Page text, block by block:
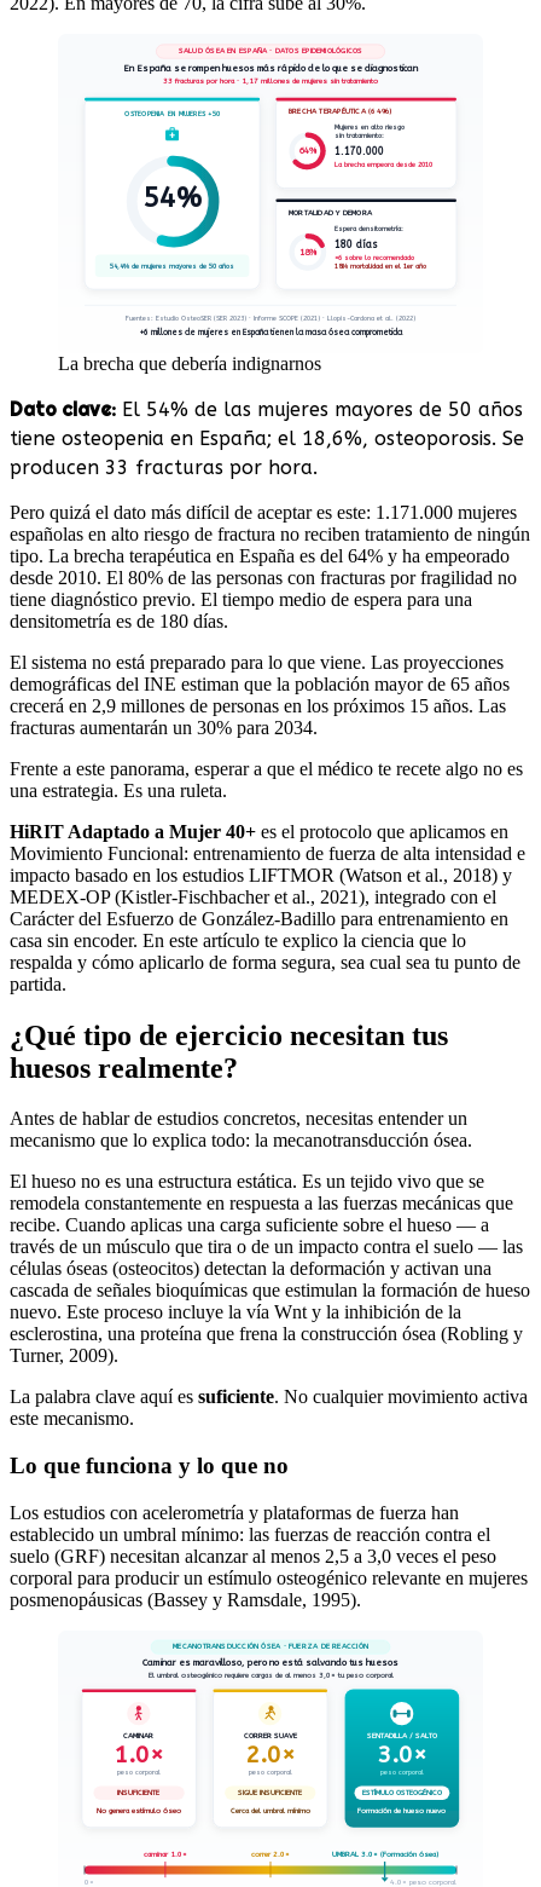
SALUD ÓSEA EN ESPAÑA · DATOS EPIDEMIOLÓGICOS
En España se rompen huesos más rápido de lo que se diagnostican
33 fracturas por hora · 1,17 millones de mujeres sin tratamiento
OSTEOPENIA EN MUJERES +50
54%
54,4% de mujeres mayores de 50 años
BRECHA TERAPÉUTICA (64%)
64%
Mujeres en alto riesgo
sin tratamiento:
1.170.000
La brecha empeora desde 2010
MORTALIDAD Y DEMORA
18%
Espera densitometría:
180 días
×6 sobre lo recomendado
18% mortalidad en el 1er año
Fuentes: Estudio OsteoSER (SER 2023) · Informe SCOPE (2021) · Llopis-Cardona et al. (2022)
+6 millones de mujeres en España tienen la masa ósea comprometida
La brecha que debería indignarnos
Dato clave: El 54% de las mujeres mayores de 50 años
tiene osteopenia en España; el 18,6%, osteoporosis. Se
producen 33 fracturas por hora.
Pero quizá el dato más difícil de aceptar es este: 1.171.000 mujeres
españolas en alto riesgo de fractura no reciben tratamiento de ningún
tipo. La brecha terapéutica en España es del 64% y ha empeorado
desde 2010. El 80% de las personas con fracturas por fragilidad no
tiene diagnóstico previo. El tiempo medio de espera para una
densitometría es de 180 días.
El sistema no está preparado para lo que viene. Las proyecciones
demográficas del INE estiman que la población mayor de 65 años
crecerá en 2,9 millones de personas en los próximos 15 años. Las
fracturas aumentarán un 30% para 2034.
Frente a este panorama, esperar a que el médico te recete algo no es
una estrategia. Es una ruleta.
HiRIT Adaptado a Mujer 40+ es el protocolo que aplicamos en
Movimiento Funcional: entrenamiento de fuerza de alta intensidad e
impacto basado en los estudios LIFTMOR (Watson et al., 2018) y
MEDEX-OP (Kistler-Fischbacher et al., 2021), integrado con el
Carácter del Esfuerzo de González-Badillo para entrenamiento en
casa sin encoder. En este artículo te explico la ciencia que lo
respalda y cómo aplicarlo de forma segura, sea cual sea tu punto de
partida.
¿Qué tipo de ejercicio necesitan tus
huesos realmente?
Antes de hablar de estudios concretos, necesitas entender un
mecanismo que lo explica todo: la mecanotransducción ósea.
El hueso no es una estructura estática. Es un tejido vivo que se
remodela constantemente en respuesta a las fuerzas mecánicas que
recibe. Cuando aplicas una carga suficiente sobre el hueso — a
través de un músculo que tira o de un impacto contra el suelo — las
células óseas (osteocitos) detectan la deformación y activan una
cascada de señales bioquímicas que estimulan la formación de hueso
nuevo. Este proceso incluye la vía Wnt y la inhibición de la
esclerostina, una proteína que frena la construcción ósea (Robling y
Turner, 2009).
La palabra clave aquí es suficiente. No cualquier movimiento activa
este mecanismo.
Lo que funciona y lo que no
Los estudios con acelerometría y plataformas de fuerza han
establecido un umbral mínimo: las fuerzas de reacción contra el
suelo (GRF) necesitan alcanzar al menos 2,5 a 3,0 veces el peso
corporal para producir un estímulo osteogénico relevante en mujeres
posmenopáusicas (Bassey y Ramsdale, 1995).
MECANOTRANSDUCCIÓN ÓSEA · FUERZA DE REACCIÓN
Caminar es maravilloso, pero no está salvando tus huesos
El umbral osteogénico requiere cargas de al menos 3,0× tu peso corporal
CAMINAR
1.0×
peso corporal
INSUFICIENTE
No genera estímulo óseo
CORRER SUAVE
2.0×
peso corporal
SIGUE INSUFICIENTE
Cerca del umbral mínimo
SENTADILLA / SALTO
3.0×
peso corporal
ESTÍMULO OSTEOGÉNICO
Formación de hueso nuevo
caminar 1.0× correr 2.0× UMBRAL 3.0× (Formación ósea)
0× 4.0× peso corporal